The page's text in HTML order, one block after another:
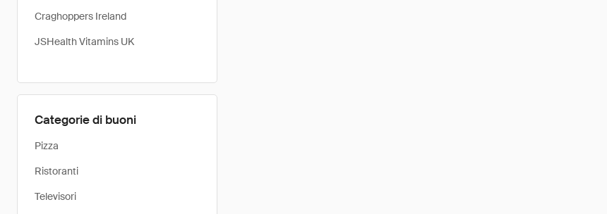
Craghoppers Ireland
JSHealth Vitamins UK
Categorie di buoni
Pizza
Ristoranti
Televisori